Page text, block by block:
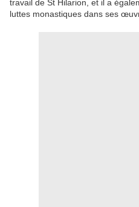
travail de St Hilarion et il a
luttes monastiques dans ses